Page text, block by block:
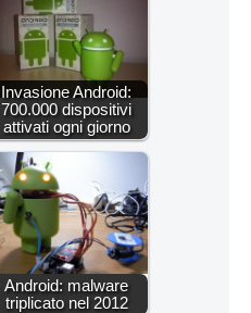
Invasione Android:
700.000 dispositivi
attivati ogni giorno
Android: malware
triplicato nel 2012